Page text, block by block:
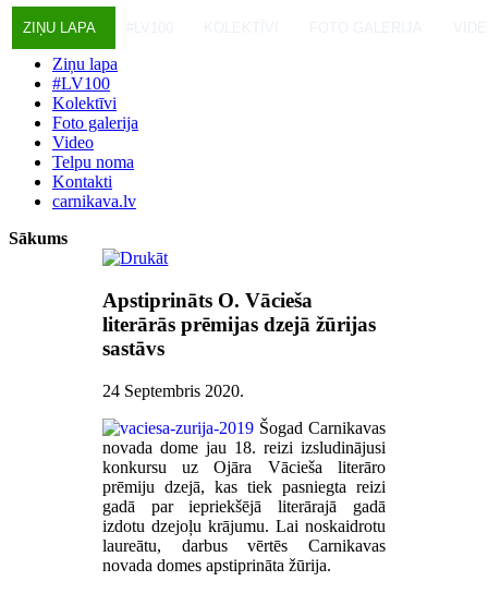
ZIŅU LAPA
Ziņu lapa
#LV100
Kolektīvi
Foto galerija
Video
Telpu noma
Kontakti
carnikava.lv
Sākums
Apstiprināts O. Vācieša
literārās prēmijas dzejā žūrijas
sastāvs
24 Septembris 2020.
Šogad Carnikavas
novada dome jau 18. reizi izsludinājusi
konkursu uz Ojāra Vācieša literāro
prēmiju dzejā, kas tiek pasniegta reizi
gadā par iepriekšējā literārajā gadā
izdotu dzejoļu krājumu. Lai noskaidrotu
laureātu, darbus vērtēs Carnikavas
novada domes apstiprināta žūrija.